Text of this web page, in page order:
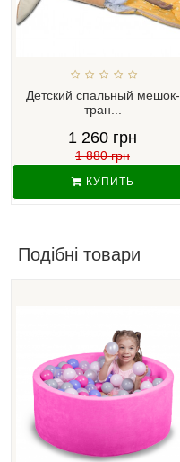
Детский спальный мешок-
тран...
1 260 грн
1 880 грн
КУПИТЬ
Подібні товари